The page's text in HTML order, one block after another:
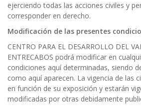
ejerciendo todas las acciones civiles y
corresponder en derecho.
Modificación de las presentes
CENTRO PARA EL DESARROLLO DEL
ENTRECABOS podrá modificar en
condiciones aquí determinadas, siendo
como aquí aparecen. La vigencia de las
en función de su exposición y estarán
modificadas por otras debidamente